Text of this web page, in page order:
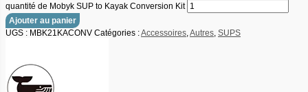
quantité de Mobyk SUP to Kayak Conversion Kit
Ajouter au panier
UGS : MBK21KACONV Catégories :Accessoires,Autres, SUPS